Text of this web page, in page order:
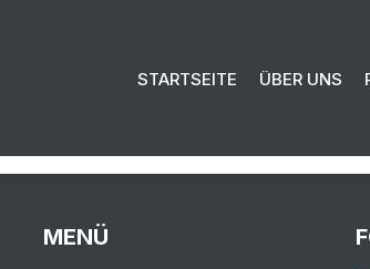
STARTSEITE ÜBER UNS
KONTAKTIEREN SIE UNS FÜR IHR PROJEKT:
MENÜ